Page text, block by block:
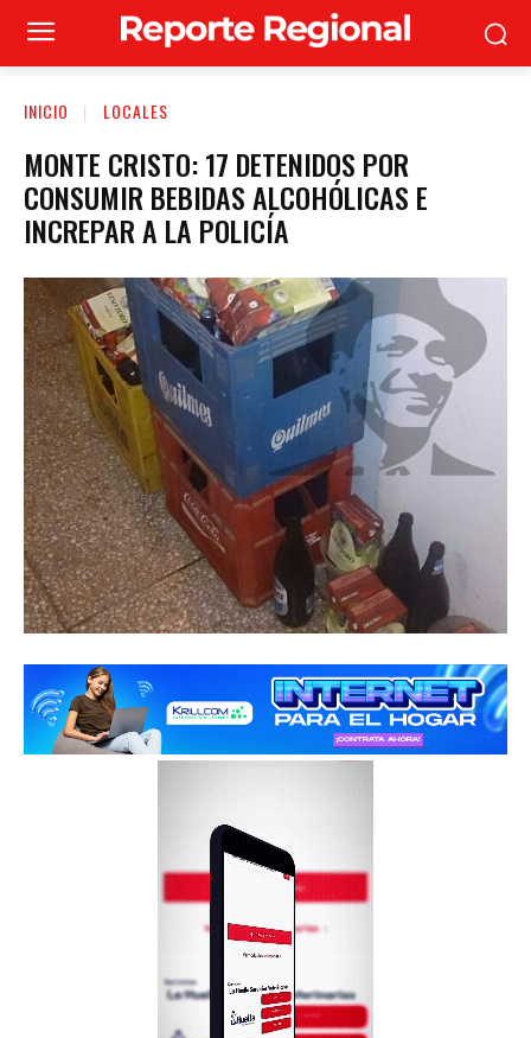
INICIO LOCALES
MONTE CRISTO: 17 DETENIDOS POR
CONSUMIR BEBIDAS ALCOHÓLICAS E
INCREPAR A LA POLICÍA